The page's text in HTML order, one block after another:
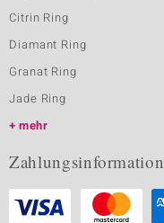
Citrin Ring
Diamant Ring
Granat Ring
Jade Ring
mehr
Zahlungsinformation